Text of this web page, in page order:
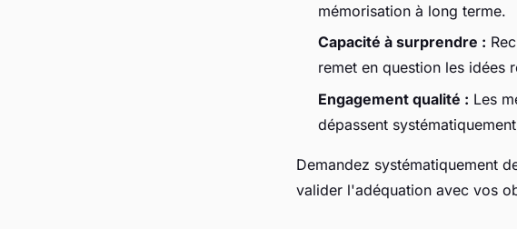
mémorisation à long terme.
Capacité à surprendre :
remet en question les idées
Engagement qualité : Les
dépassent
Demandez systématiquement
valider l'adéquation avec vos